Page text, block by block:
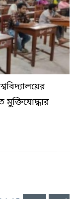
মুক্তিযোদ্ধার